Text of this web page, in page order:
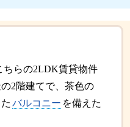
ちらの2LDK賃貸物件
2階建てで、茶色の
バルコニー を備えた